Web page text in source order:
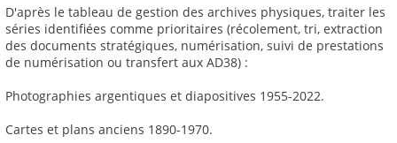
D'après le tableau de gestion des archives physiques, traiter les
séries identifiées comme prioritaires (récolement, tri, extraction
des documents stratégiques, numérisation, suivi de prestations
de numérisation ou transfert aux AD38) :
Photographies argentiques et diapositives 1955-2022.
Cartes et plans anciens 1890-1970.